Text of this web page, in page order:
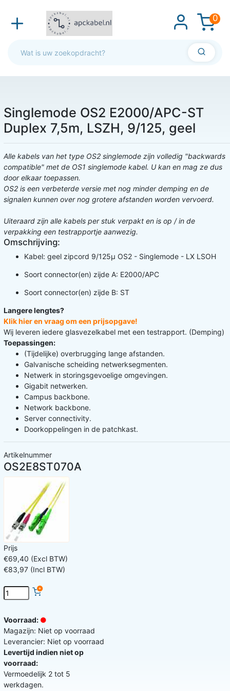
0
Singlemode OS2 E2000/APC-ST
Duplex 7,5m, LSZH, 9/125, geel
Alle kabels van het type OS2 singlemode zijn volledig "backwards
compatible" met de OS1 singlemode kabel. U kan en mag ze dus
door elkaar toepassen.
OS2 is een verbeterde versie met nog minder demping en de
signalen kunnen over nog grotere afstanden worden vervoerd.
Uiteraard zijn alle kabels per stuk verpakt en is op / in de
verpakking een testrapportje aanwezig.
Omschrijving:
Kabel: geel zipcord 9/125µ OS2 - Singlemode - LX LSOH
Soort connector(en) zijde A: E2000/APC
Soort connector(en) zijde B: ST
Langere lengtes?
Klik hier en vraag om een prijsopgave!
Wij leveren iedere glasvezelkabel met een testrapport. (Demping)
Toepassingen:
(Tijdelijke) overbrugging lange afstanden.
Galvanische scheiding netwerksegmenten.
Netwerk in storingsgevoelige omgevingen.
Gigabit netwerken.
Campus backbone.
Network backbone.
Server connectivity.
Doorkoppelingen in de patchkast.
Artikelnummer
OS2E8ST070A
Prijs
€69,40 (Excl BTW)
€83,97 (Incl BTW)
Voorraad:
Magazijn: Niet op voorraad
Leverancier: Niet op voorraad
Levertijd indien niet op
voorraad:
Vermoedelijk 2 tot 5
werkdagen.